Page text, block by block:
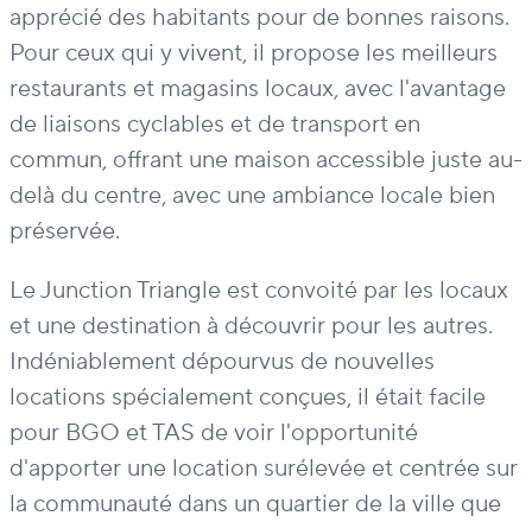
apprécié des habitants pour de bonnes raisons.
Pour ceux qui y vivent, il propose les meilleurs
restaurants et magasins locaux, avec l'avantage
de liaisons cyclables et de transport en
commun, offrant une maison accessible juste au-
delà du centre, avec une ambiance locale bien
préservée.
Le Junction Triangle est convoité par les locaux
et une destination à découvrir pour les autres.
Indéniablement dépourvus de nouvelles
locations spécialement conçues, il était facile
pour BGO et TAS de voir l'opportunité
d'apporter une location surélevée et centrée sur
la communauté dans un quartier de la ville que